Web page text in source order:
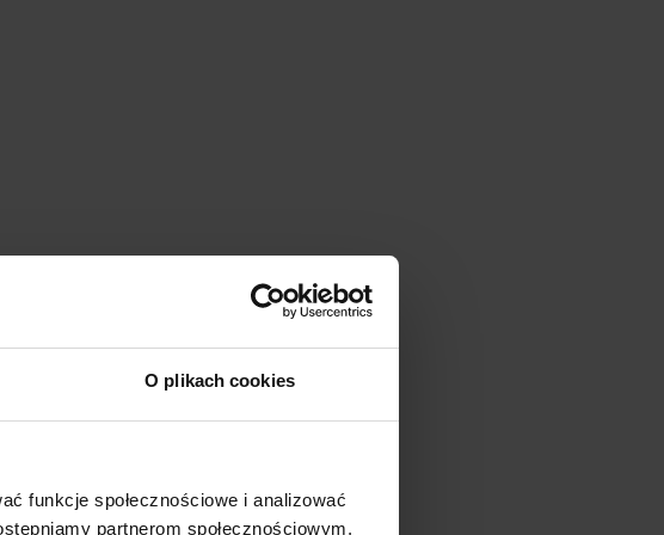
O plikach cookies
funkcje społecznościowe i analizować
partnerom społecznościowym,
krajami.
Travel, musi się